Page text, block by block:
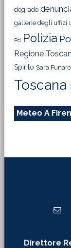
degrado
gallerie degli uffizi
Pd Polizia
Regione
Spirito Sara Funaro
Toscana
Meteo A
Direttore